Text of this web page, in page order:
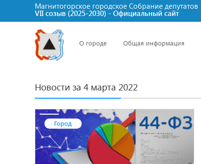
Магнитогорское городское Cобрание депутатов
VII созыв (2025-2030) - Официальный сайт
О городе Общая информация
Новости за 4 марта 2022
Город